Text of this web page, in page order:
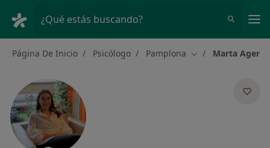
¿Qué estás buscando?
Página De Inicio Psicólogo Pamplona Cambiar de ciudad
Marta Ager